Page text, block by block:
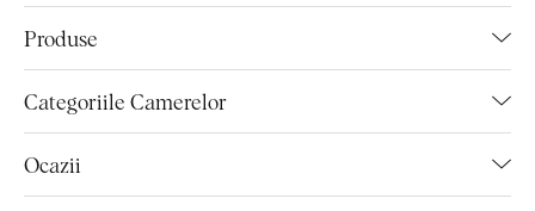
Produse
Categoriile Camerelor
Ocazii